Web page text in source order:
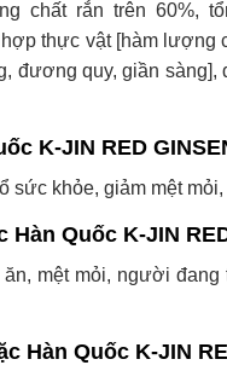
chất rắn trên 60%,
thực vật [hàm lượng
đương quy, giần
K-JIN RED
khỏe, giảm mệt
Quốc K-JIN
mệt mỏi, người
Hàn Quốc K-JIN